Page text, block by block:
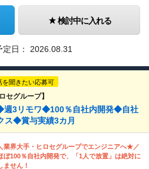
検討中に入れる
日： 2026.08.31
を聞きたい応募可
セグループ】
3リモワ◆100％自社内開発◆自社
ス◆賞与実績3カ月
業界大手・ヒロセグループでエンジニアへ★／
ぼ100％自社内開発で、「1人で放置」は絶対に
ません！